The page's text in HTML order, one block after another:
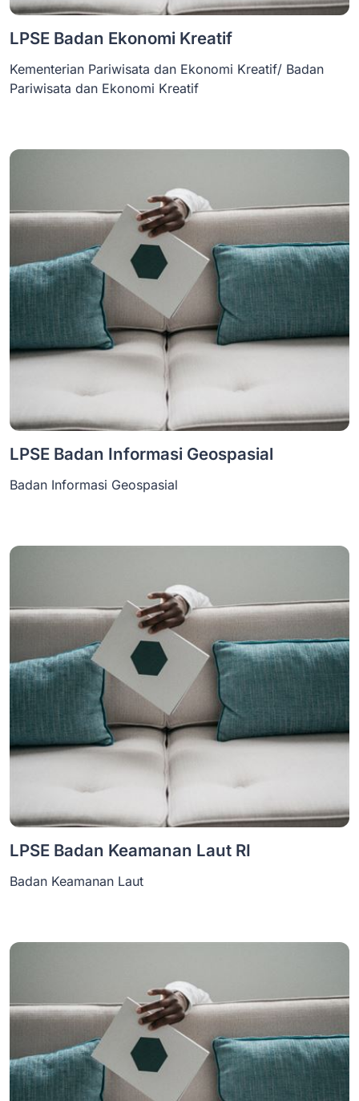
LPSE Badan Ekonomi Kreatif
Kementerian Pariwisata dan Ekonomi Kreatif/ Badan
Pariwisata dan Ekonomi Kreatif
LPSE Badan Informasi Geospasial
Badan Informasi Geospasial
LPSE Badan Keamanan Laut RI
Badan Keamanan Laut